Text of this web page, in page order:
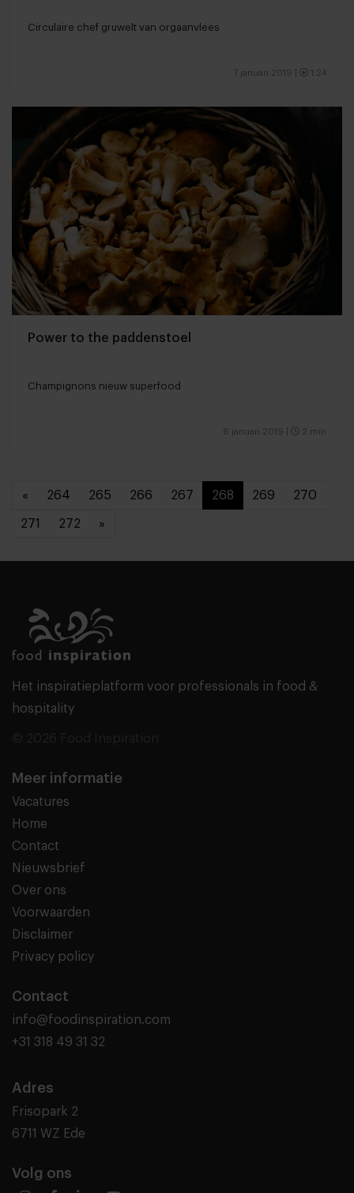
Circulaire chef gruwelt van orgaanvlees
7 januari 2019 1:24
Power to the paddenstoel
Champignons nieuw superfood
6 januari 2019 2 min
« 264 265 266 267 268 269 270
271 272 »
Het inspiratieplatform voor professionals in food &
hospitality
Meer informatie
Vacatures
Home
Contact
Nieuwsbrief
Over ons
Voorwaarden
Disclaimer
Privacy policy
Contact
info@foodinspiration.com
+31 318 49 31 32
Adres
Frisopark 2
6711 WZ Ede
Volg ons